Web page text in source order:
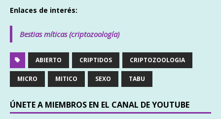
Enlaces de interés:
Bestias míticas (criptozoología)
ABIERTO CRIPTIDOS CRIPTOZOOLOGIA
MICRO MITICO SEXO TABU
ÚNETE A MIEMBROS EN EL CANAL DE YOUTUBE